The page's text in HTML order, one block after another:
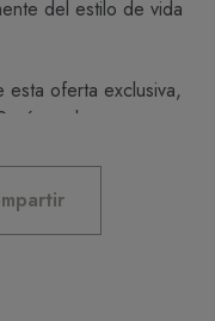
del estilo de vida
esta oferta exclusiva,
un placer